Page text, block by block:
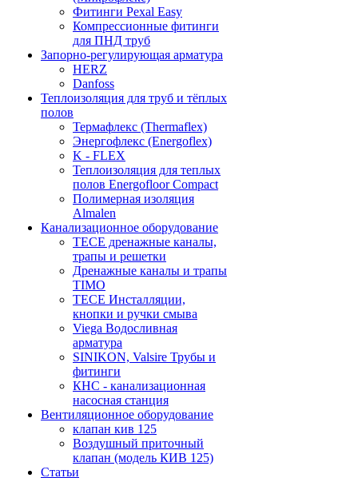
Фитинги Pexal Easy
Компрессионные фитинги
для ПНД труб
Запорно-регулирующая арматура
HERZ
Danfoss
Теплоизоляция для труб и тёплых
полов
Термафлекс (Thermaflex)
Энергофлекс (Energoflex)
K - FLEX
Теплоизоляция для теплых
полов Energofloor Compact
Полимерная изоляция
Almalen
Канализационное оборудование
TECE дренажные каналы,
трапы и решетки
Дренажные каналы и трапы
TIMO
TECE Инсталляции,
кнопки и ручки смыва
Viega Водосливная
арматура
SINIKON, Valsire Трубы и
фитинги
КНС - канализационная
насосная станция
Вентиляционное оборудование
клапан кив 125
Воздушный приточный
клапан (модель КИВ 125)
Статьи